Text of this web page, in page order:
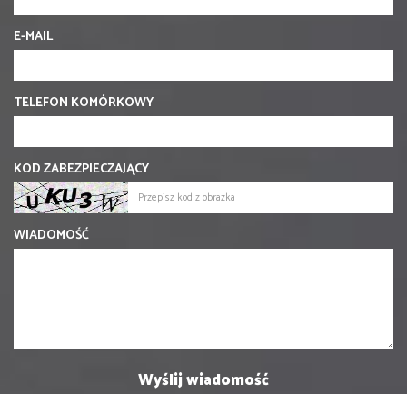
E-MAIL
TELEFON KOMÓRKOWY
KOD ZABEZPIECZAJĄCY
WIADOMOŚĆ